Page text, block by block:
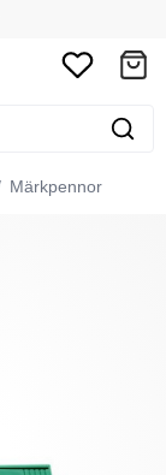
Märkpennor